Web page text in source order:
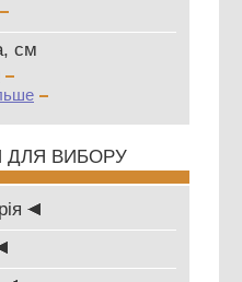
см
ДЛЯ ВИБОРУ